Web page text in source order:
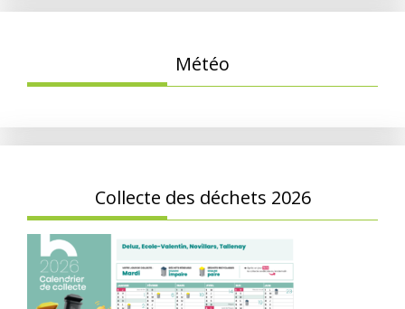
Météo
Collecte des déchets 2026